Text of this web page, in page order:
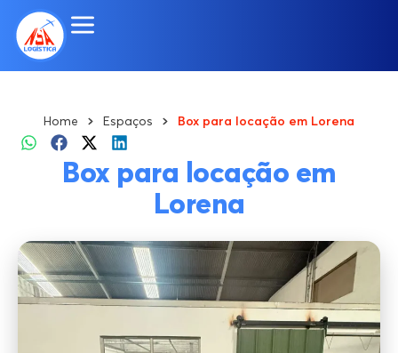
Home Espaços Box para locação em Lorena
Box para locação em
Lorena